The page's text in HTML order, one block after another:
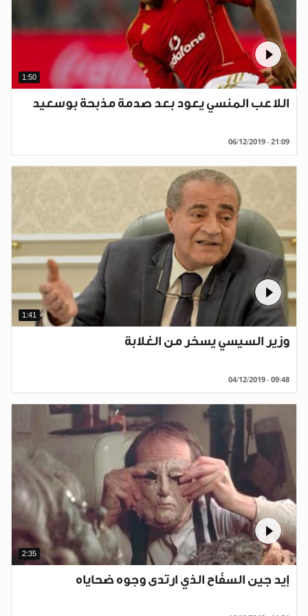
1:50
اللاعب المنسي يعود بعد صدمة مذبحة بوسعيد
06/12/2019 - 21:09
1:41
وزير السيسي يسخر من الغلابة
04/12/2019 - 09:48
2:35
إيد جين السفّاح الذي ارتدى وجوه ضحاياه